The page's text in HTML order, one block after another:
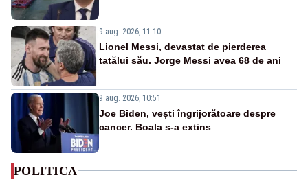
9 aug. 2026, 11:10
Lionel Messi, devastat de pierderea
tatălui său. Jorge Messi avea 68 de ani
9 aug. 2026, 10:51
Joe Biden, vești îngrijorătoare despre
cancer. Boala s-a extins
POLITICA